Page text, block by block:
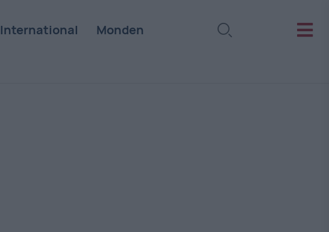
International Monden